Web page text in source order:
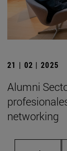
21 | 02 | 2025
Alumni
networking